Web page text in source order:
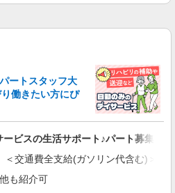
円〜220,000円 ・資格手当：10,000〜
役職手当：10,000〜70,000円 ・処遇改
〜60,000円（勤続年数、保有資格
） ・固定残業手当：20,000円（10時
残業時間を超過する場合には超過勤務
給） 下記資格をお持ちの方
症介護基礎研修 ・初任者研修 ・実務
護福祉士 など
布市
詳細を見る
勤なし！未経験・ブランクOKの
ートスタッフ大
働きたい方にぴ
ビスの生活サポート♪パート募集◎
交通費全支給(ガソリン代含む)＞
も紹介可